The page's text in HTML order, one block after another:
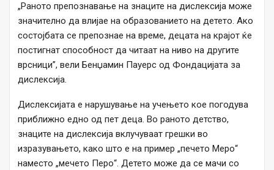
„Раното препознавање на знаците на дислексија може
значително да влијае на образованието на детето. Ако
состојбата се препознае на време, децата на крајот ќе
постигнат способност да читаат на ниво на другите
врсници”, вели Бенџамин Пауерс од Фондацијата за
дислексија.
Дислексијата е нарушување на учењето кое погодува
приближно едно од пет деца. Во раното детство,
знаците на дислексија вклучуваат грешки во
изразувањето, како што е на пример „печето Меро“
наместо „мечето Перо“. Детето може да се мачи со